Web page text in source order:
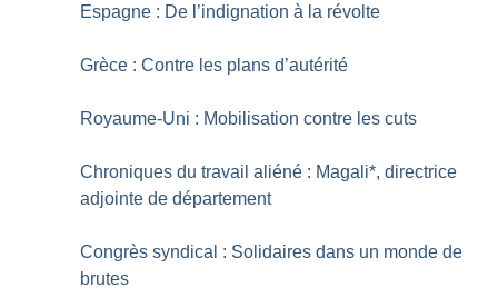
Espagne : De l’indignation à la révolte
Grèce : Contre les plans d’autérité
Royaume-Uni : Mobilisation contre les cuts
Chroniques du travail aliéné : Magali*, directrice
adjointe de département
Congrès syndical : Solidaires dans un monde de
brutes